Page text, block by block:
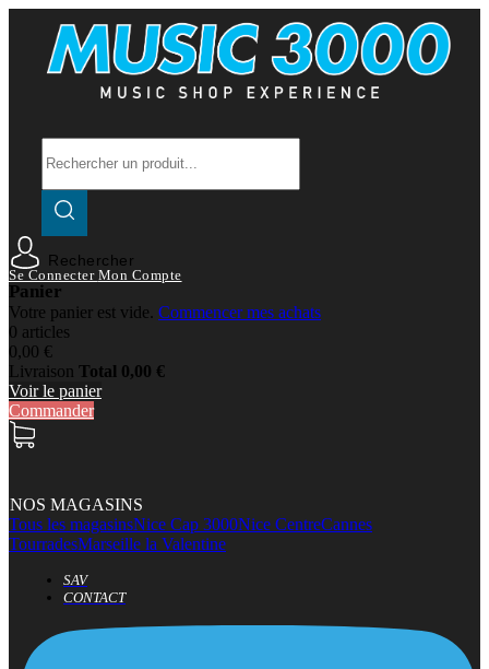
Rechercher
Se Connecter Mon Compte
Panier
Votre panier est vide. Commencer mes achats
0 articles
0,00 €
Livraison Total 0,00 €
Voir le panier
Commander
NOS MAGASINS
Tous les magasinsNice Cap 3000Nice CentreCannes
TourradesMarseille la Valentine
SAV
CONTACT